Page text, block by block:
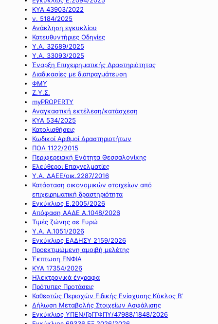
ΚΥΑ 43903/2022
ν. 5184/2025
Ανάκληση εγκυκλίου
Κατευθυντήριες Οδηγίες
Υ.Α. 32689/2025
Υ.Α. 33093/2025
Έναρξη Επιχειρηματικής Δραστηριότητας
Διαδικασίες με διαπραγμάτευση
ΦΜΥ
Ζ.Υ.Σ.
myPROPERTY
Αναγκαστική εκτέλεση/κατάσχεση
ΚΥΑ 534/2025
Κατολισθήσεις
Κωδικοί Αριθμοί Δραστηριοτήτων
ΠΟΛ 1122/2015
Περιφερειακή Ενότητα Θεσσαλονίκης
Ελεύθεροι Επαγγελματίες
Υ.Α. ΔΑΕΕ/οικ.2287/2016
Κατάσταση οικονομικών στοιχείων από
επιχειρηματική δραστηριότητα
Εγκύκλιος Ε.2005/2026
Απόφαση ΑΑΔΕ Α.1048/2026
Τιμές ζώνης σε Ευρώ
Υ.Α. Α.1051/2026
Εγκύκλιος ΕΑΔΗΣΥ 2159/2026
Προεκτιμώμενη αμοιβή μελέτης
Έκπτωση ΕΝΦΙΑ
ΚΥΑ 17354/2026
Ηλεκτρονικά έγγραφα
Πρότυπες Προτάσεις
Καθεστώς Περιοχών Ειδικής Ενίσχυσης Κύκλος Β’
Δήλωση Μεταβολής Στοιχείων Ασφάλισης
Εγκύκλιος ΥΠΕΝ/ΓρΓΓΦΠΥ/47988/1848/2026